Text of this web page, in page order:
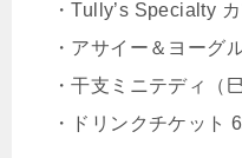
・Tully’s Specialty
・アサイー＆ヨーグ
・干支ミニテディ（
・ドリンクチケット